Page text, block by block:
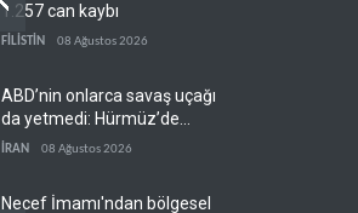
1.257 can kaybı
FİLİSTİN 08 Ağustos 2026
ABD’nin onlarca savaş uçağı
da yetmedi: Hürmüz’de
gemi vuruldu
İRAN 08 Ağustos 2026
Necef İmamı'ndan bölgesel